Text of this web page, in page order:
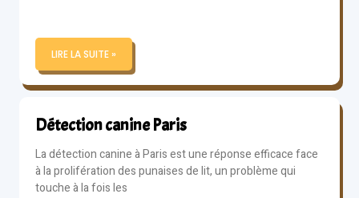
LIRE LA SUITE »
Détection canine Paris
La détection canine à Paris est une réponse efficace face
à la prolifération des punaises de lit, un problème qui
touche à la fois les